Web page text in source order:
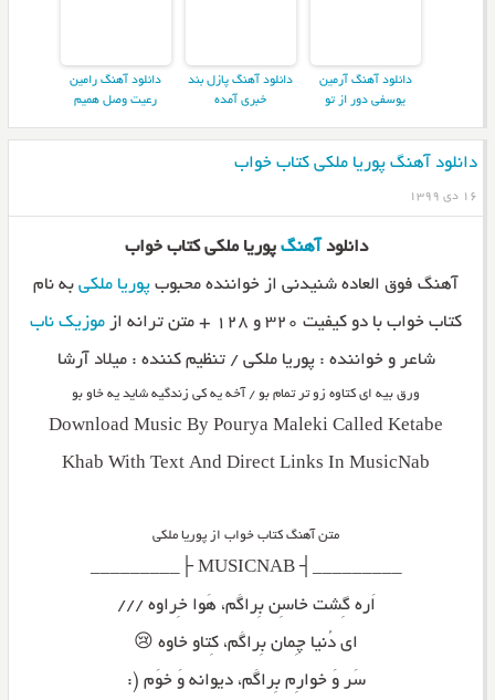
دانلود آهنگ آرمین
یوسفی دور از تو
دانلود آهنگ پازل بند
خبری آمده
دانلود آهنگ رامین
رعیت وصل همیم
دانلود آهنگ پوریا ملکی کتاب خواب
۱۶ دی ۱۳۹۹
دانلود آهنگ پوریا ملکی کتاب خواب
آهنگ فوق العاده شنیدنی از خواننده محبوب پوریا ملکیبه نام
کتاب خواب با دو کیفیت ۳۲۰ و ۱۲۸ + متن ترانه از
موزیک ناب
شاعر و خواننده : پوریا ملکی / تنظیم کننده : میلاد آرشا
ورق بیه ای کتاوه زو تر تمام بو / آخه یه کی زندگیه شاید یه خاو بو
Download Music By Pourya Maleki Called Ketabe
Khab With Text And Direct Links In MusicNab
متن آهنگ کتاب خواب از پوریا ملکی
_________┤ MUSICNAB ├_________
اَره گِشت خاسِن بِراگَم، هَوا خِراوه ///
ای دُنیا چِمان بِراگَم، کِتاو خاوه 😢
سَر وَ خوارِم بِراگَم، دیوانه وَ خوَم (: